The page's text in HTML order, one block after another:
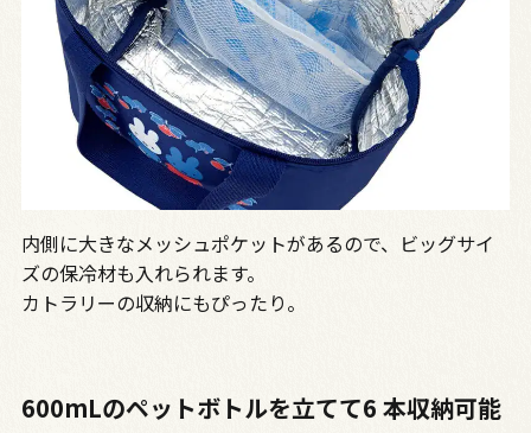
内側に大きなメッシュポケットがあるので、ビッグサイ
ズの保冷材も入れられます。
カトラリーの収納にもぴったり。
600mLのペットボトルを立てて6 本収納可能